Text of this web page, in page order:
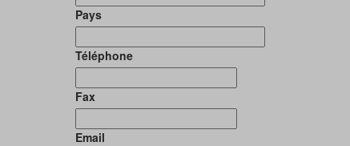
Pays
Téléphone
Fax
Email